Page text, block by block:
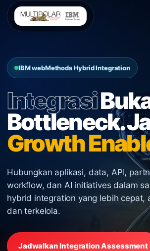
IBM webMethods Hybrid Integration
Integrasi
Bottleneck.
Growth
Hubungkan aplikasi, data, API,
workflow, dan AI initiatives dalam
hybrid integration yang lebih cepat,
dan terkelola.
Jadwalkan Integration Assessment